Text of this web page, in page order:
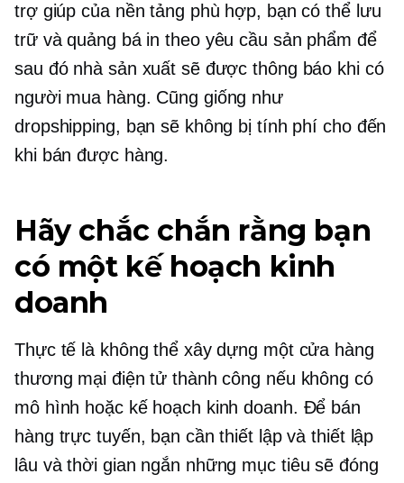
trợ giúp của nền tảng phù hợp, bạn có thể lưu
trữ và quảng bá in theo yêu cầu sản phẩm để
sau đó nhà sản xuất sẽ được thông báo khi có
người mua hàng. Cũng giống như
dropshipping, bạn sẽ không bị tính phí cho đến
khi bán được hàng.
Hãy chắc chắn rằng bạn
có một kế hoạch kinh
doanh
Thực tế là không thể xây dựng một cửa hàng
thương mại điện tử thành công nếu không có
mô hình hoặc kế hoạch kinh doanh. Để bán
hàng trực tuyến, bạn cần thiết lập và thiết lập
lâu vàthời gian ngắn những mục tiêu sẽ đóng